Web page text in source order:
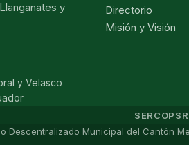
y
y Velasco
Directorio
Misión y Visión
SERCOP
Descentralizado Municipal del Cantón